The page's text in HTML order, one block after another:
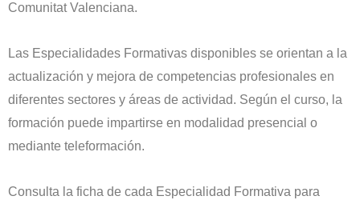
Comunitat Valenciana.
Las Especialidades Formativas disponibles se orientan a la
actualización y mejora de competencias profesionales en
diferentes sectores y áreas de actividad. Según el curso, la
formación puede impartirse en modalidad presencial o
mediante teleformación.
Consulta la ficha de cada Especialidad Formativa para